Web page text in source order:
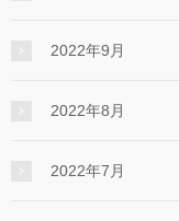
2022年9月
2022年8月
2022年7月